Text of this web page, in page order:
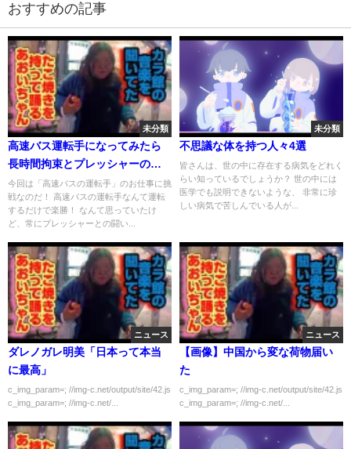
おすすめの記事
未分類
高速バス運転手になってみたら
長時間拘束とプレッシャーのあ
る仕事だった【ずんだもん&ゆっ
くり解説】
今回は「高速バスの運転手」のお仕事に挑
戦なのだ！ 高速バスの運転手なんて運転
するだけで楽勝！ なんて思っていたけ
ど、常にプレッシャーとの闘い...
未分類
不思議な体を持つ人々4選
皆さんは、世の中に存在する病気をどれく
らい知っているでしょうか？ 世の中には
医学でも説明できないような、 非常に珍
しい病気で苦しんでいる人が...
ニュース
ダレノガレ明美「日本って本当
に最高」
c_img_param=; //img-c.net/output/site/42.js
c_img_param=; //img-c.net/...
ニュース
【画像】中国から変な荷物届い
た
c_img_param=; //img-c.net/output/site/42.js
c_img_param=; //img-c.net/...